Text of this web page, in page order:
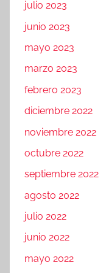
julio 2023
junio 2023
mayo 2023
marzo 2023
febrero 2023
diciembre 2022
noviembre 2022
octubre 2022
septiembre 2022
agosto 2022
julio 2022
junio 2022
mayo 2022